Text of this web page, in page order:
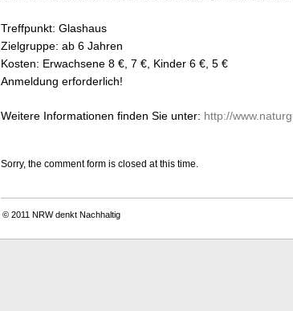
Treffpunkt: Glashaus
Zielgruppe: ab 6 Jahren
Kosten: Erwachsene 8 €, 7 €, Kinder 6 €, 5 €
Anmeldung erforderlich!
Weitere Informationen finden Sie unter: http://
Sorry, the comment form is closed at this time.
© 2011 NRW denkt Nachhaltig